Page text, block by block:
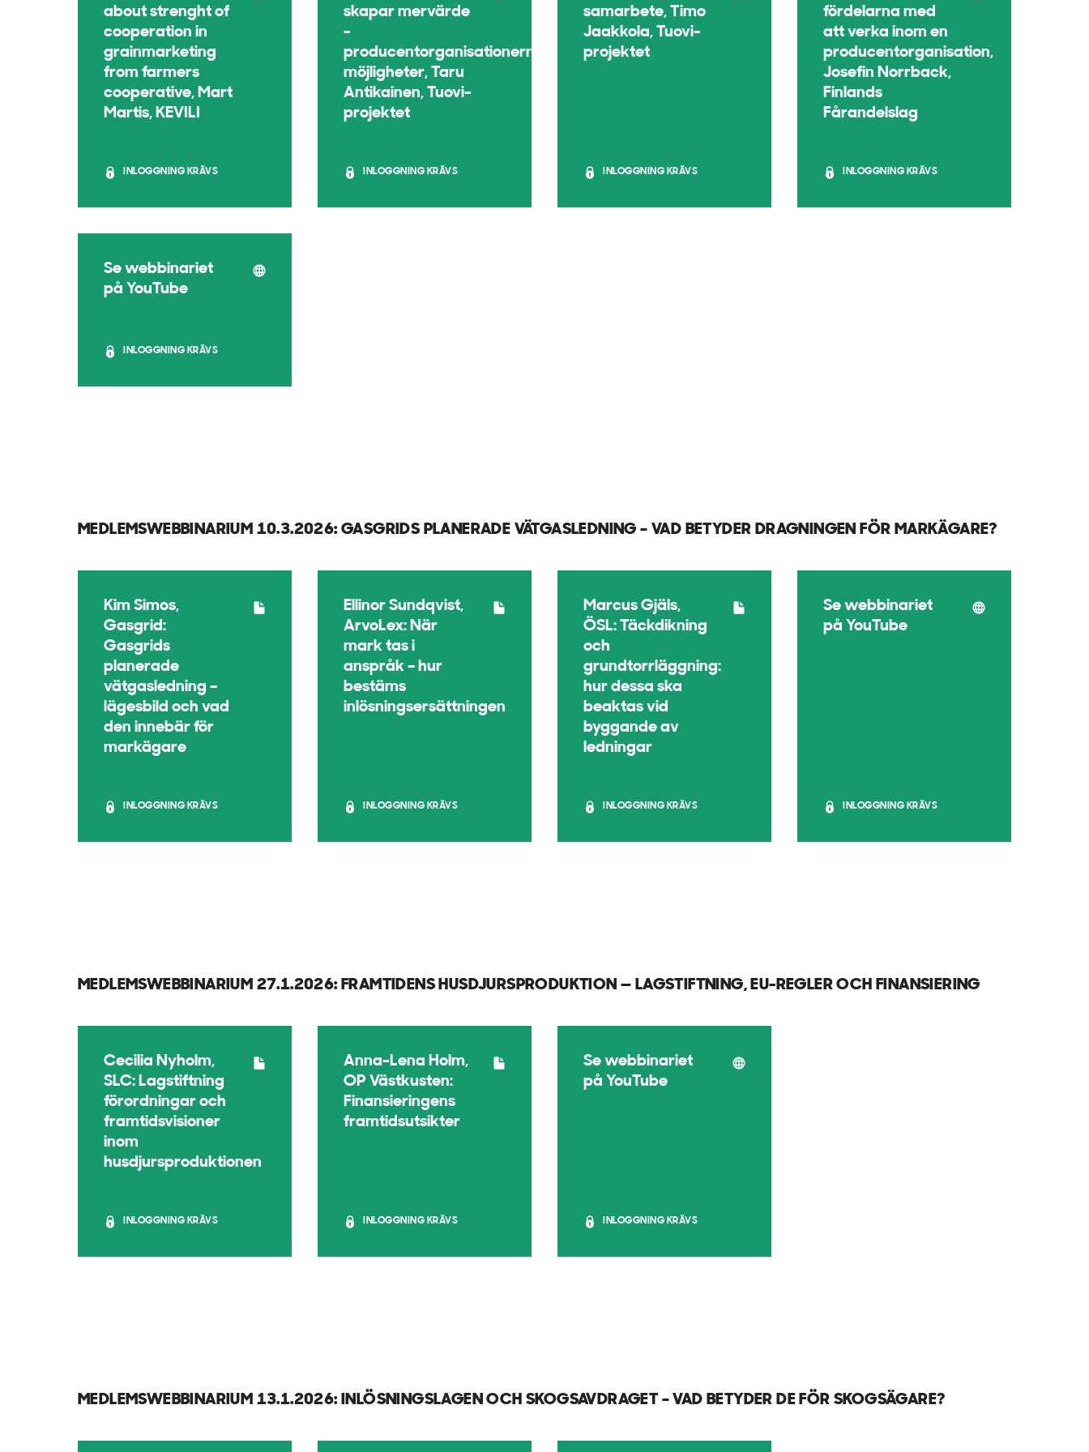
about strenght of
cooperation in
grainmarketing
from farmers
cooperative, Mart
Martis, KEVILI
INLOGGNING KRÄVS
skapar mervärde
-
producentorganisationernas
möjligheter, Taru
Antikainen, Tuovi-
projektet
INLOGGNING KRÄVS
samarbete, Timo
Jaakkola, Tuovi-
projektet
INLOGGNING KRÄVS
fördelarna med
att verka inom en
producentorganisation,
Josefin Norrback,
Finlands
Fårandelslag
INLOGGNING KRÄVS
Se webbinariet
på YouTube
INLOGGNING KRÄVS
MEDLEMSWEBBINARIUM 10.3.2026: GASGRIDS PLANERADE VÄTGASLEDNING – VAD BETYDER DRAGNINGEN FÖR MARKÄGARE?
Kim Simos,
Gasgrid:
Gasgrids
planerade
vätgasledning –
lägesbild och vad
den innebär för
markägare
INLOGGNING KRÄVS
Ellinor Sundqvist,
ArvoLex: När
mark tas i
anspråk – hur
bestäms
inlösningsersättningen
INLOGGNING KRÄVS
Marcus Gjäls,
ÖSL: Täckdikning
och
grundtorrläggning:
hur dessa ska
beaktas vid
byggande av
ledningar
INLOGGNING KRÄVS
Se webbinariet
på YouTube
INLOGGNING KRÄVS
MEDLEMSWEBBINARIUM 27.1.2026: FRAMTIDENS HUSDJURSPRODUKTION — LAGSTIFTNING, EU-REGLER OCH FINANSIERING
Cecilia Nyholm,
SLC: Lagstiftning
förordningar och
framtidsvisioner
inom
husdjursproduktionen
INLOGGNING KRÄVS
Anna-Lena Holm,
OP Västkusten:
Finansieringens
framtidsutsikter
INLOGGNING KRÄVS
Se webbinariet
på YouTube
INLOGGNING KRÄVS
MEDLEMSWEBBINARIUM 13.1.2026: INLÖSNINGSLAGEN OCH SKOGSAVDRAGET – VAD BETYDER DE FÖR SKOGSÄGARE?